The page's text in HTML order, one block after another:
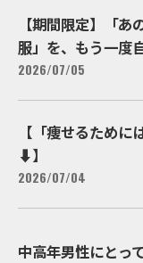
【期間限定】「
服」を、もう一度
2026/07/05
【「痩せるために
⬇️】
2026/07/04
中高年男性にとっ